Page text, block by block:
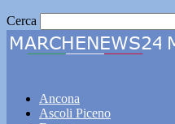
Cerca
Ancona
Ascoli Piceno